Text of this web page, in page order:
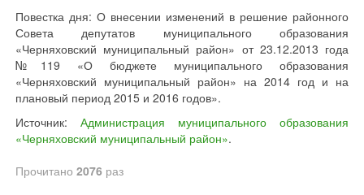
Повестка дня: О внесении изменений в решение районного
Совета депутатов муниципального образования
«Черняховский муниципальный район» от 23.12.2013 года
№119 «О бюджете муниципального образования
«Черняховский муниципальный район» на 2014 год и на
плановый период 2015 и 2016 годов».
Источник: Администрация муниципального образования
«Черняховский муниципальный район».
Прочитано 2076 раз